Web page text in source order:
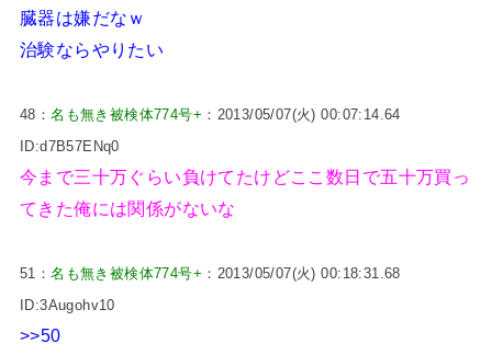
臓器は嫌だなｗ
治験ならやりたい
48：名も無き被検体774号+ ：2013/05/07(火) 00:07:14.64
ID:d7B57ENq0
今まで三十万ぐらい負けてたけどここ数日で五十万買っ
てきた俺には関係がないな
51：名も無き被検体774号+ ：2013/05/07(火) 00:18:31.68
ID:3Augohv10
>>50